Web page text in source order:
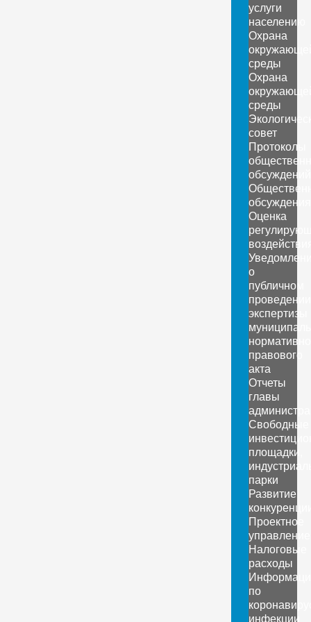
услуги
населению
Охрана
среды
Охрана
среды
совет
Протоколы
обсуждений
обсуждения
Оценка
о
публичном
проведении
экспертизы
правового
акта
Отчеты
главы
Свободные
площадки,
парки
Развитие
Проектное
управление
Налоговые
расходы
по
инфекции